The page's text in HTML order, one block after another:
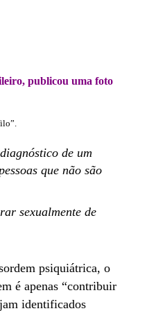
publicou uma foto
de um
que não são
sexualmente de
psiquiátrica, o
é apenas “contribuir
identificados